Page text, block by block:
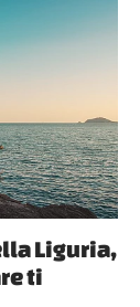
Liguria,
ti